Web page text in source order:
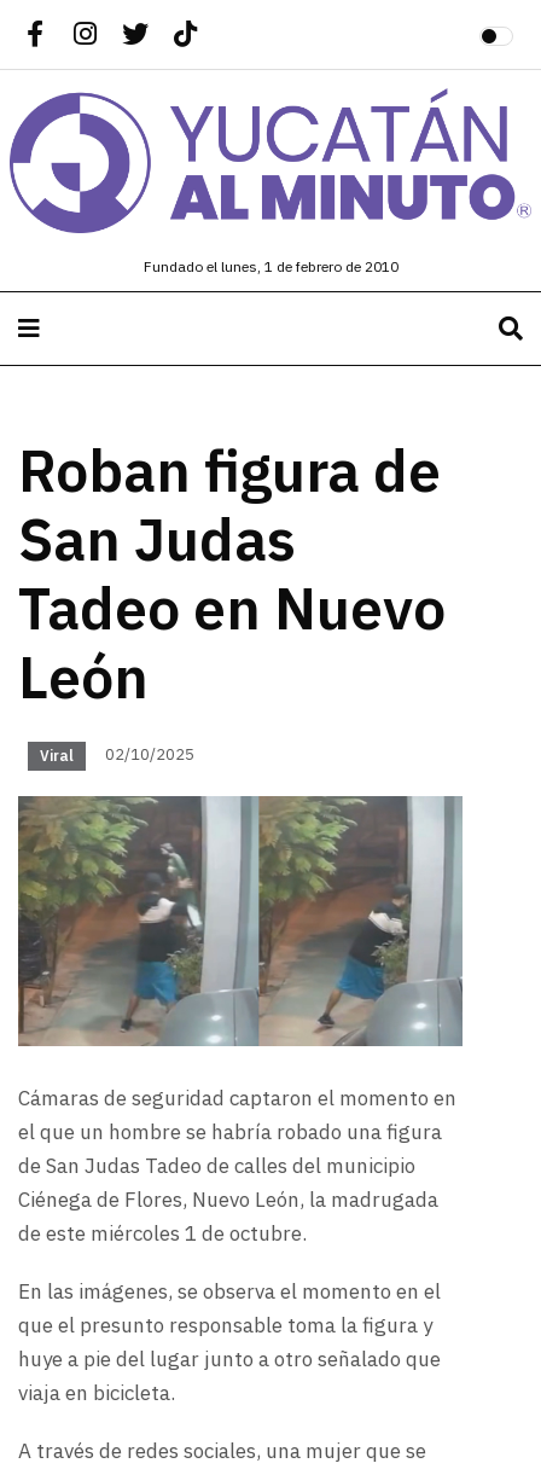
Fundado el lunes, 1 de febrero de 2010
Roban figura de
San Judas
Tadeo en Nuevo
León
Viral 02/10/2025
Cámaras de seguridad captaron el momento en
el que un hombre se habría robado una figura
de San Judas Tadeo de calles del municipio
Ciénega de Flores, Nuevo León, la madrugada
de este miércoles 1 de octubre.
En las imágenes, se observa el momento en el
que el presunto responsable toma la figura y
huye a pie del lugar junto a otro señalado que
viaja en bicicleta.
A través de redes sociales, una mujer que se